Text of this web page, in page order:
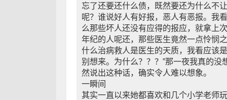
忘了还要还什么债，既然要还为什么不
呢？谁说好人有好报，恶人有恶报。我
么那些坏人还没有应得的报应，就拿上
年纪的人呢还，那些医生竟然一点怜悯
什么治病救人是医生的天质，我看应该
别想来。为什么？？？”那一夜我真的没
然说出这种话，确实令人难以想象。
一瞬间
其实一直以来她都喜欢和几个小学老师